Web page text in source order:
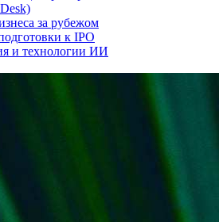
за рубежом
к IPO
и технологии ИИ